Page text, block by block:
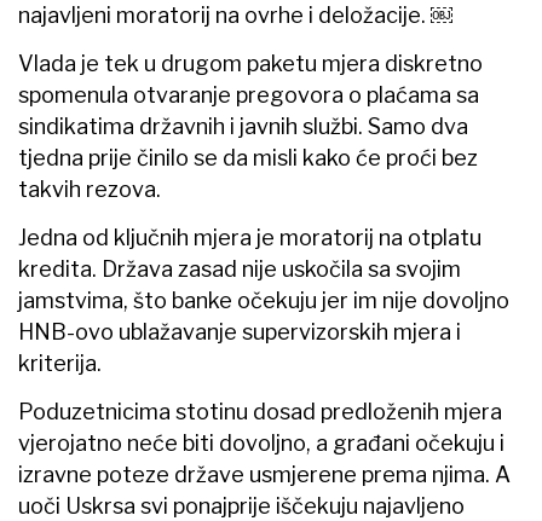
najavljeni moratorij na ovrhe i deložacije. ￼
Vlada je tek u drugom paketu mjera diskretno
spomenula otvaranje pregovora o plaćama sa
sindikatima državnih i javnih službi. Samo dva
tjedna prije činilo se da misli kako će proći bez
takvih rezova.
Jedna od ključnih mjera je moratorij na otplatu
kredita. Država zasad nije uskočila sa svojim
jamstvima, što banke očekuju jer im nije dovoljno
HNB-ovo ublažavanje supervizorskih mjera i
kriterija.
Poduzetnicima stotinu dosad predloženih mjera
vjerojatno neće biti dovoljno, a građani očekuju i
izravne poteze države usmjerene prema njima. A
uoči Uskrsa svi ponajprije iščekuju najavljeno